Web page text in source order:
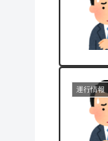
運行情報